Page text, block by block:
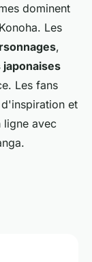
dominent
Les
,
Les fans
et
ligne avec